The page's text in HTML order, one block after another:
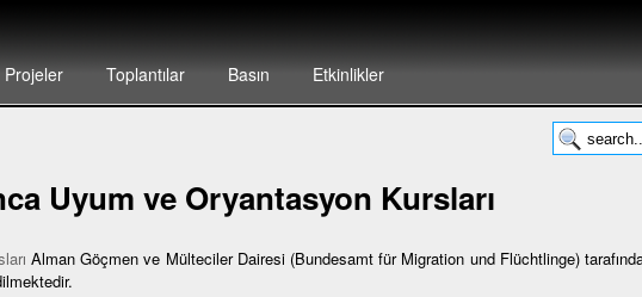
Projeler Toplantılar Basın Etkinlikler
Uyum ve Oryantasyon Kursları
Alman Göçmen ve Mülteciler Dairesi (Bundesamt für Migration und Flüchtlinge)